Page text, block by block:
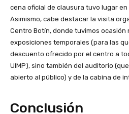
cena oficial de clausura tuvo lugar en
Asimismo, cabe destacar la visita
Centro Botín, donde tuvimos ocasión
exposiciones temporales (para las
descuento ofrecido por el centro a
UIMP), sino también del auditorio
abierto al público) y de la cabina de
Conclusión